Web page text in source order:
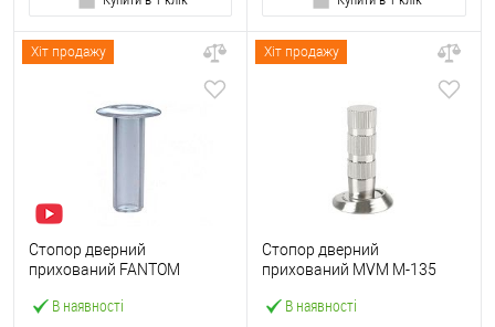
Хіт продажу
В наявності
Стопор дверний
прихований FANTOM
прозорий
Хіт продажу
В наявності
Стопор дверний
прихований MVM M-135
нікель